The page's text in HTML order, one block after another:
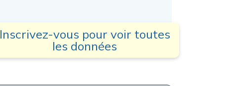
Inscrivez-vous pour voir toutes
les données